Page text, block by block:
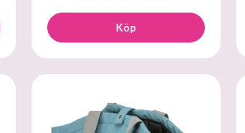
Köp